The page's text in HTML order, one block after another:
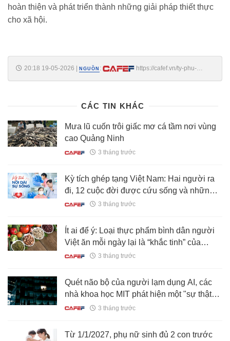
hoàn thiện và phát triển thành những giải pháp thiết thực
cho xã hội.
20:18 19-05-2026 | NGUỒN :
https://cafef.vn/ty-phu-
CÁC TIN KHÁC
Mưa lũ cuốn trôi giấc mơ cá tầm nơi vùng
cao Quảng Ninh
3 tháng trước
Kỳ tích ghép tạng Việt Nam: Hai người ra
đi, 12 cuộc đời được cứu sống và những
cuộc đại phẫu xuyên đêm của y học Việt
3 tháng trước
Ít ai để ý: Loại thực phẩm bình dân người
Việt ăn mỗi ngày lại là “khắc tinh” của
cholesterol cao
3 tháng trước
Quét não bộ của người lạm dụng AI, các
nhà khoa học MIT phát hiện một "sự thật
phũ phàng"3 tháng trước
Từ 1/1/2027, phụ nữ sinh đủ 2 con trước